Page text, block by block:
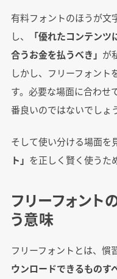
有料フォントのほうが文
し、
「優れたコンテン
合うお金を払うべき」 が
しかし、フリーフォント
す。必要な場面に合わせ
番良いのではないでしょ
そして使い分ける場面を
ト」 を正しく賢く使うた
フリーフォント
う意味
フリーフォントとは、慣
ウンロードできるものす